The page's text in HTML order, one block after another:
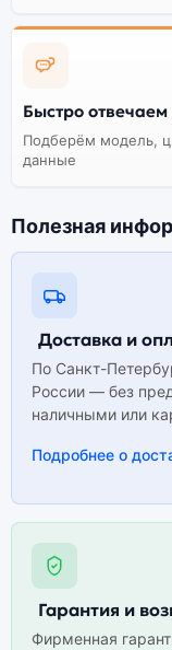
Быстро отвечаем
Подберём модель,
данные
Полезная
Доставка и
По Санкт-
России — без
наличными или
Подробнее о
Гарантия и
Фирменная